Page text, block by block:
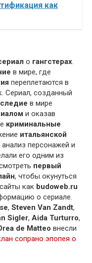
как
о гангстерах.
в мире, где
переплетаются в
Сериал, созданный
в мире
и оказав
криминальные
итальянской
анализ персонажей и
его одним из
первый
, чтобы окунуться
как budoweb.ru
о сериале.
, Steven Van Zandt,
Sigler, Aida Turturro,
de Matteo внесли
сопрано эпопея о